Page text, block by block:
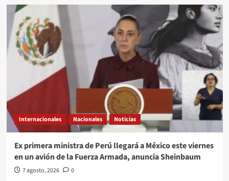
Internacionales Nacionales Noticias
Ex primera ministra de Perú llegará a México este viernes
en un avión de la Fuerza Armada, anuncia Sheinbaum
7 agosto, 2026 0